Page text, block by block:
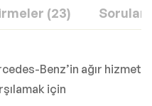
(23) Sorular
Benz’in ağır hizmet
için